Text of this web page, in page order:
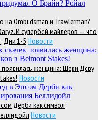
Ombudsman и Trawlerman?
И супербой майлеров — что
Дни 1-5 Новости
появилась женщина: Шери Деву
Новости
Дерби как символ
Новости